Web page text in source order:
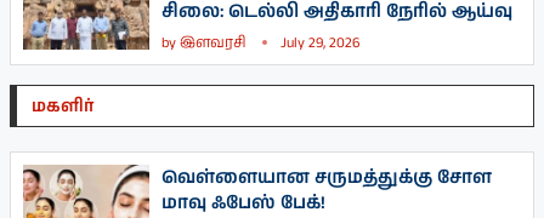
சிலை: டெல்லி அதிகாரி நேரில் ஆய்வு
byஇளவரசி July 29, 2026
மகளிர்
வெள்ளையான சருமத்துக்கு சோள
மாவு ஃபேஸ் பேக்!